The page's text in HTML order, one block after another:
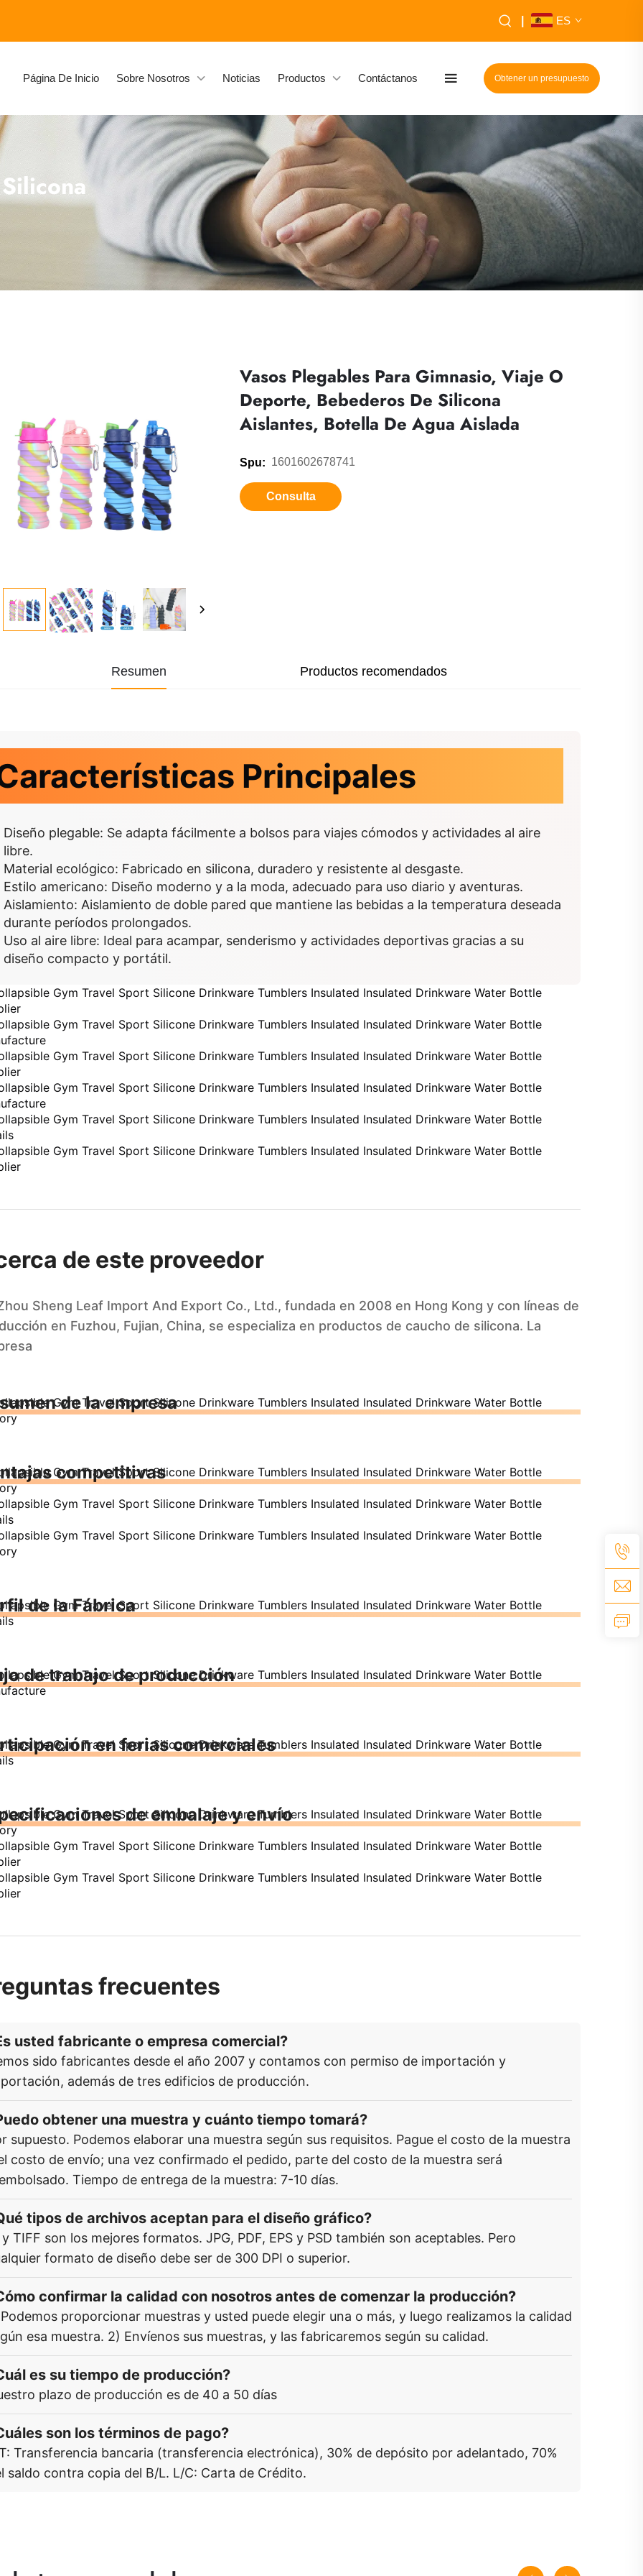
ES
Página De Inicio Sobre Nosotros Noticias Productos Contáctanos Obtener un presupuesto
Vasos Plegables Para Gimnasio, Viaje O
Deporte, Bebederos De Silicona
Aislantes, Botella De Agua Aislada
Spu: 1601602678741
Consulta
Resumen Productos recomendados
Principales
Diseño plegable: Se adapta fácilmente a bolsos para viajes cómodos y actividades al aire
libre.
Material ecológico: Fabricado en silicona, duradero y resistente al desgaste.
Estilo americano: Diseño moderno y a la moda, adecuado para uso diario y aventuras.
Aislamiento: Aislamiento de doble pared que mantiene las bebidas a la temperatura deseada
durante períodos prolongados.
Uso al aire libre: Ideal para acampar, senderismo y actividades deportivas gracias a su
diseño compacto y portátil.
de este proveedor
Sheng Leaf Import And Export Co., Ltd., fundada en 2008 en Hong Kong y con líneas de
en Fuzhou, Fujian, China, se especializa en productos de caucho de silicona. La
de la empresa
competitivas
de la Fábrica
de trabajo de producción
en ferias comerciales
de embalaje y envío
frecuentes
usted fabricante o empresa comercial?
sido fabricantes desde el año 2007 y contamos con permiso de importación y
además de tres edificios de producción.
obtener una muestra y cuánto tiempo tomará?
supuesto. Podemos elaborar una muestra según sus requisitos. Pague el costo de la muestra
costo de envío; una vez confirmado el pedido, parte del costo de la muestra será
Tiempo de entrega de la muestra: 7-10 días.
tipos de archivos aceptan para el diseño gráfico?
TIFF son los mejores formatos. JPG, PDF, EPS y PSD también son aceptables. Pero
formato de diseño debe ser de 300 DPI o superior.
confirmar la calidad con nosotros antes de comenzar la producción?
proporcionar muestras y usted puede elegir una o más, y luego realizamos la calidad
esa muestra. 2) Envíenos sus muestras, y las fabricaremos según su calidad.
es su tiempo de producción?
plazo de producción es de 40 a 50 días
son los términos de pago?
Transferencia bancaria (transferencia electrónica), 30% de depósito por adelantado, 70%
saldo contra copia del B/L. L/C: Carta de Crédito.